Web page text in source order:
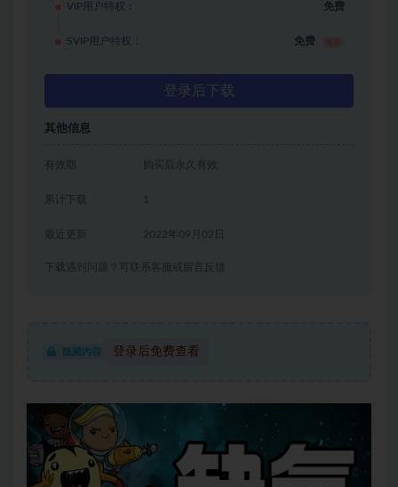
VIP用户特权： 免费
SVIP用户特权： 免费
登录后下载
其他信息
有效期 购买后永久有效
累计下载 1
2022年09月02日
下载遇到问题？可联系客服或留言反馈
隐藏内容 登录后免费查看